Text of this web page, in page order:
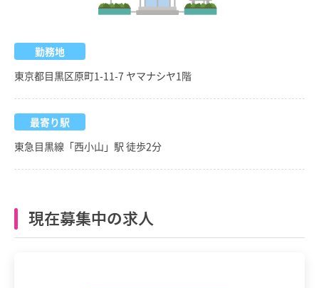
勤務地
東京都目黒区原町1-11-7 ヤマナシヤ1階
最寄り駅
東急目黒線「西小山」駅 徒歩2分
現在募集中の求人